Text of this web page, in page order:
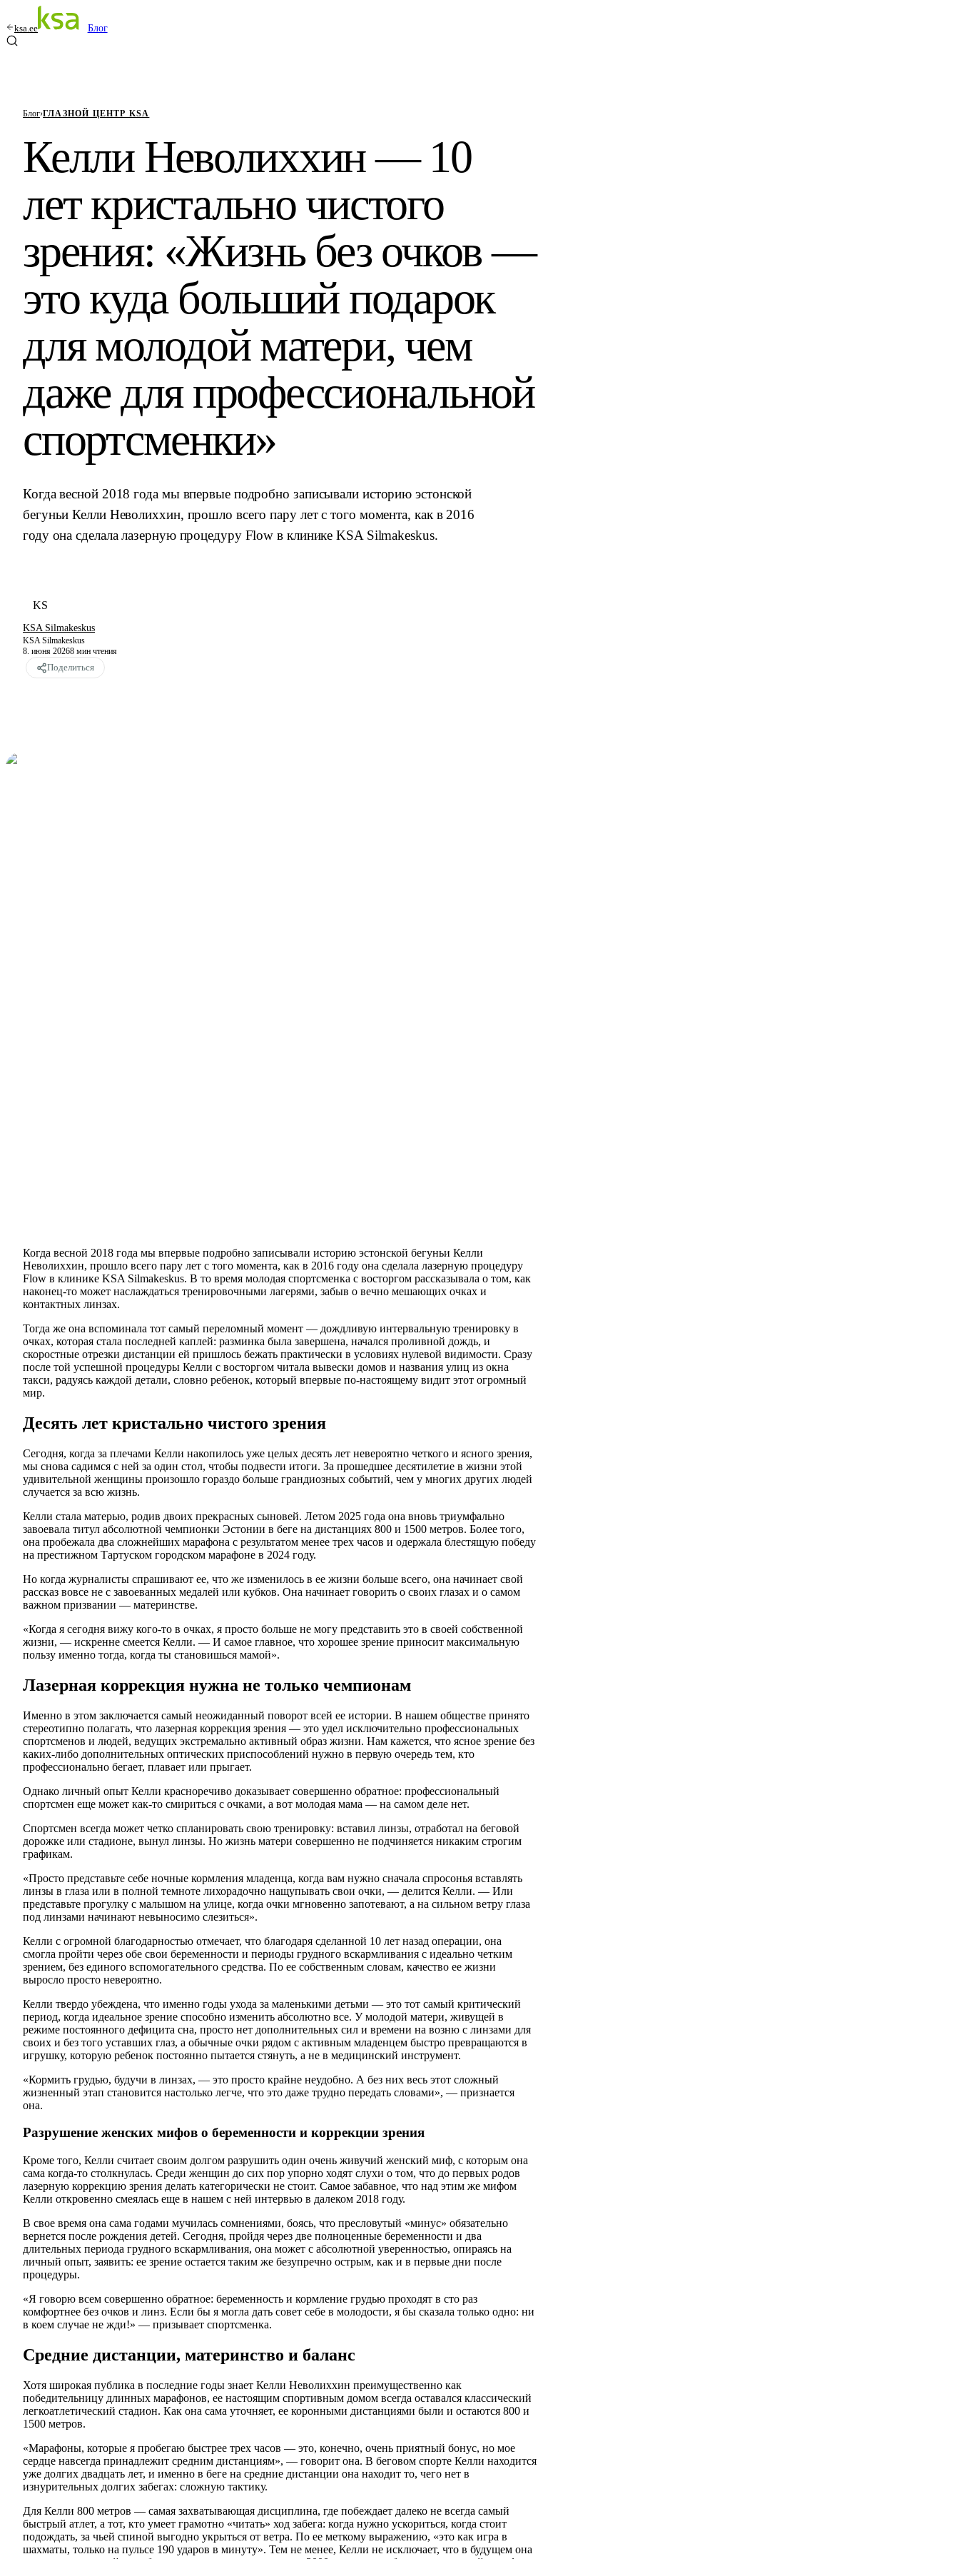
ksa.ee Блог
Блог›ГЛАЗНОЙ ЦЕНТР KSA
Келли Неволиххин — 10
лет кристально чистого
зрения: «Жизнь без очков —
это куда больший подарок
для молодой матери, чем
даже для профессиональной
спортсменки»
Когда весной 2018 года мы впервые подробно записывали историю эстонской
бегуньи Келли Неволиххин, прошло всего пару лет с того момента, как в 2016
году она сделала лазерную процедуру Flow в клинике KSA Silmakeskus.
KS
KSA Silmakeskus
KSA Silmakeskus
8. июня 20268 мин чтения
Поделиться
Когда весной 2018 года мы впервые подробно записывали историю эстонской бегуньи Келли
Неволиххин, прошло всего пару лет с того момента, как в 2016 году она сделала лазерную процедуру
Flow в клинике KSA Silmakeskus. В то время молодая спортсменка с восторгом рассказывала о том, как
наконец-то может наслаждаться тренировочными лагерями, забыв о вечно мешающих очках и
контактных линзах.
Тогда же она вспоминала тот самый переломный момент — дождливую интервальную тренировку в
очках, которая стала последней каплей: разминка была завершена, начался проливной дождь, и
скоростные отрезки дистанции ей пришлось бежать практически в условиях нулевой видимости. Сразу
после той успешной процедуры Келли с восторгом читала вывески домов и названия улиц из окна
такси, радуясь каждой детали, словно ребенок, который впервые по-настоящему видит этот огромный
мир.
Десять лет кристально чистого зрения
Сегодня, когда за плечами Келли накопилось уже целых десять лет невероятно четкого и ясного зрения,
мы снова садимся с ней за один стол, чтобы подвести итоги. За прошедшее десятилетие в жизни этой
удивительной женщины произошло гораздо больше грандиозных событий, чем у многих других людей
случается за всю жизнь.
Келли стала матерью, родив двоих прекрасных сыновей. Летом 2025 года она вновь триумфально
завоевала титул абсолютной чемпионки Эстонии в беге на дистанциях 800 и 1500 метров. Более того,
она пробежала два сложнейших марафона с результатом менее трех часов и одержала блестящую победу
на престижном Тартуском городском марафоне в 2024 году.
Но когда журналисты спрашивают ее, что же изменилось в ее жизни больше всего, она начинает свой
рассказ вовсе не с завоеванных медалей или кубков. Она начинает говорить о своих глазах и о самом
важном призвании — материнстве.
«Когда я сегодня вижу кого-то в очках, я просто больше не могу представить это в своей собственной
жизни, — искренне смеется Келли. — И самое главное, что хорошее зрение приносит максимальную
пользу именно тогда, когда ты становишься мамой».
Лазерная коррекция нужна не только чемпионам
Именно в этом заключается самый неожиданный поворот всей ее истории. В нашем обществе принято
стереотипно полагать, что лазерная коррекция зрения — это удел исключительно профессиональных
спортсменов и людей, ведущих экстремально активный образ жизни. Нам кажется, что ясное зрение без
каких-либо дополнительных оптических приспособлений нужно в первую очередь тем, кто
профессионально бегает, плавает или прыгает.
Однако личный опыт Келли красноречиво доказывает совершенно обратное: профессиональный
спортсмен еще может как-то смириться с очками, а вот молодая мама — на самом деле нет.
Спортсмен всегда может четко спланировать свою тренировку: вставил линзы, отработал на беговой
дорожке или стадионе, вынул линзы. Но жизнь матери совершенно не подчиняется никаким строгим
графикам.
«Просто представьте себе ночные кормления младенца, когда вам нужно сначала спросонья вставлять
линзы в глаза или в полной темноте лихорадочно нащупывать свои очки, — делится Келли. — Или
представьте прогулку с малышом на улице, когда очки мгновенно запотевают, а на сильном ветру глаза
под линзами начинают невыносимо слезиться».
Келли с огромной благодарностью отмечает, что благодаря сделанной 10 лет назад операции, она
смогла пройти через обе свои беременности и периоды грудного вскармливания с идеально четким
зрением, без единого вспомогательного средства. По ее собственным словам, качество ее жизни
выросло просто невероятно.
Келли твердо убеждена, что именно годы ухода за маленькими детьми — это тот самый критический
период, когда идеальное зрение способно изменить абсолютно все. У молодой матери, живущей в
режиме постоянного дефицита сна, просто нет дополнительных сил и времени на возню с линзами для
своих и без того уставших глаз, а обычные очки рядом с активным младенцем быстро превращаются в
игрушку, которую ребенок постоянно пытается стянуть, а не в медицинский инструмент.
«Кормить грудью, будучи в линзах, — это просто крайне неудобно. А без них весь этот сложный
жизненный этап становится настолько легче, что это даже трудно передать словами», — признается
она.
Разрушение женских мифов о беременности и коррекции зрения
Кроме того, Келли считает своим долгом разрушить один очень живучий женский миф, с которым она
сама когда-то столкнулась. Среди женщин до сих пор упорно ходят слухи о том, что до первых родов
лазерную коррекцию зрения делать категорически не стоит. Самое забавное, что над этим же мифом
Келли откровенно смеялась еще в нашем с ней интервью в далеком 2018 году.
В свое время она сама годами мучилась сомнениями, боясь, что пресловутый «минус» обязательно
вернется после рождения детей. Сегодня, пройдя через две полноценные беременности и два
длительных периода грудного вскармливания, она может с абсолютной уверенностью, опираясь на
личный опыт, заявить: ее зрение остается таким же безупречно острым, как и в первые дни после
процедуры.
«Я говорю всем совершенно обратное: беременность и кормление грудью проходят в сто раз
комфортнее без очков и линз. Если бы я могла дать совет себе в молодости, я бы сказала только одно: ни
в коем случае не жди!» — призывает спортсменка.
Средние дистанции, материнство и баланс
Хотя широкая публика в последние годы знает Келли Неволиххин преимущественно как
победительницу длинных марафонов, ее настоящим спортивным домом всегда оставался классический
легкоатлетический стадион. Как она сама уточняет, ее коронными дистанциями были и остаются 800 и
1500 метров.
«Марафоны, которые я пробегаю быстрее трех часов — это, конечно, очень приятный бонус, но мое
сердце навсегда принадлежит средним дистанциям», — говорит она. В беговом спорте Келли находится
уже долгих двадцать лет, и именно в беге на средние дистанции она находит то, чего нет в
изнурительных долгих забегах: сложную тактику.
Для Келли 800 метров — самая захватывающая дисциплина, где побеждает далеко не всегда самый
быстрый атлет, а тот, кто умеет грамотно «читать» ход забега: когда нужно ускориться, когда стоит
подождать, за чьей спиной выгодно укрыться от ветра. По ее меткому выражению, «это как игра в
шахматы, только на пульсе 190 ударов в минуту». Тем не менее, Келли не исключает, что в будущем она